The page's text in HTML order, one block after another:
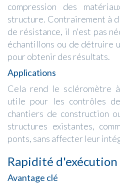
compression des
structure. Contrairement à
de résistance, il n'est pas
échantillons ou de détruire
pour obtenir des résultats.
Applications
Cela rend le scléromètre
utile pour les contrôles
chantiers de construction
structures existantes,
ponts, sans affecter leur
Rapidité d'exécution
Avantage clé